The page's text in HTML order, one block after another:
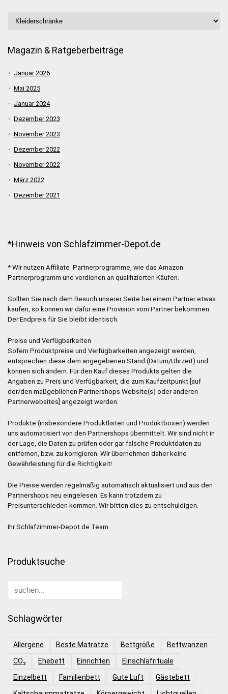
Magazin & Ratgeberbeiträge
Januar 2026
Mai 2025
Januar 2024
Dezember 2023
November 2023
Dezember 2022
November 2022
März 2022
Dezember 2021
*Hinweis von Schlafzimmer-Depot.de
* Wir nutzen Affiliate Partnerprogramme, wie das Amazon
Partnerprogramm und verdienen an qualifizierten Käufen.
Sollten Sie nach dem Besuch unserer Seite bei einem Partner etwas
kaufen, so können wir dafür eine Provision vom Partner bekommen.
Der Endpreis für Sie bleibt identisch.
Preise und Verfügbarkeiten
Sofern Produktpreise und Verfügbarkeiten angezeigt werden,
entsprechen diese dem angegebenen Stand (Datum/Uhrzeit) und
können sich ändern. Für den Kauf dieses Produkts gelten die
Angaben zu Preis und Verfügbarkeit, die zum Kaufzeitpunkt [auf
der/den maßgeblichen Partnershops Website(s) oder anderen
Partnerwebsites] angezeigt werden.
Produkte (insbesondere Produktlisten und Produktboxen) werden
uns automatisiert von den Partnershops übermittelt. Wir sind nicht in
der Lage, die Daten zu prüfen oder gar falsche Produktdaten zu
entfernen, bzw. zu korrigieren. Wir übernehmen daher keine
Gewährleistung für die Richtigkeit!
Die Preise werden regelmäßig automatisch aktualisiert und aus den
Partnershops neu eingelesen. Es kann trotzdem zu
Preisunterschieden kommen. Wir bitten dies zu entschuldigen.
Ihr Schlafzimmer-Depot.de Team
Produktsuche
Schlagwörter
Allergene Beste Matratze Bettgröße
Bettwanzen
CO₂
Ehebett Einrichten
Einschlafrituale
Einzelbett
Familienbett Gute Luft
Gästebett